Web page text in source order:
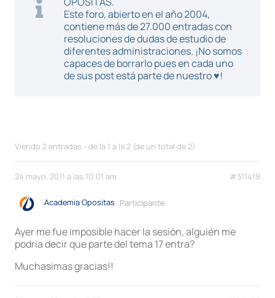
Este foro, abierto en el año 2004,
contiene más de 27.000 entradas con
resoluciones de dudas de estudio de
diferentes administraciones. ¡No somos
capaces de borrarlo pues en cada uno
de sus post está parte de nuestro ♥!
Viendo 2 entradas - de la 1 a la 2 (de un total de 2)
24 mayo, 2011 a las 10:01 am #311419
Academia Opositas Participante
Ayer me fue imposible hacer la sesión, alguién me
podria decir que parte del tema 17 entra?
Muchasimas gracias!!